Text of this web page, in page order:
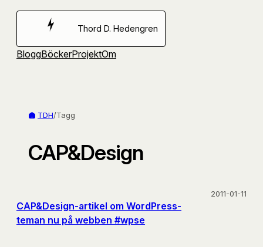
Hoppa
Thord D. Hedengren
BloggBöckerProjektOm
TDH/Tagg
CAP&Design
CAP&Design-artikel om WordPress-
teman nu på webben #wpse
2011-01-11